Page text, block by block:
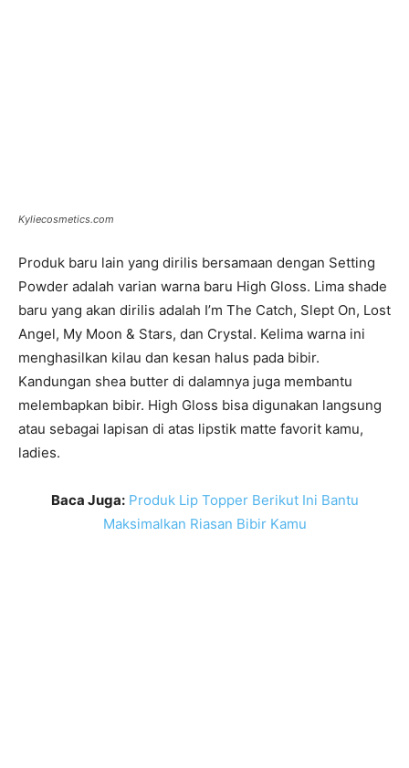
Kyliecosmetics.com
Produk baru lain yang dirilis bersamaan dengan Setting
Powder adalah varian warna baru High Gloss. Lima shade
baru yang akan dirilis adalah I’m The Catch, Slept On, Lost
Angel, My Moon & Stars, dan Crystal. Kelima warna ini
menghasilkan kilau dan kesan halus pada bibir.
Kandungan shea butter di dalamnya juga membantu
melembapkan bibir. High Gloss bisa digunakan langsung
atau sebagai lapisan di atas lipstik matte favorit kamu,
ladies.
Baca Juga: Produk Lip Topper Berikut Ini Bantu
Maksimalkan Riasan Bibir Kamu